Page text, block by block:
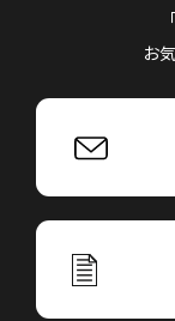
お